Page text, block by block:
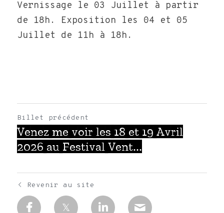
Vernissage le 03 Juillet à partir
de 18h. Exposition les 04 et 05
Juillet de 11h à 18h.
Billet précédent
Venez me voir les 18 et 19 Avril
2026 au Festival Vent...
Revenir au site